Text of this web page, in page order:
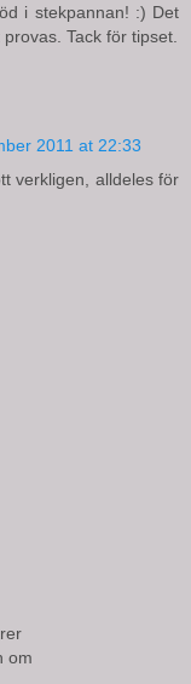
i stekpannan! :) Det
Tack för tipset.
2011 at 22:33
verkligen, alldeles för
om